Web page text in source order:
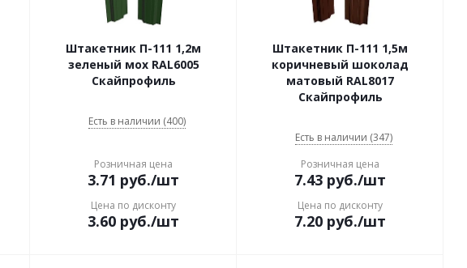
Штакетник П-111 1,2м
зеленый мох RAL6005
Скайпрофиль
Есть в наличии (400)
Розничная цена
3.71 руб./шт
Цена по дисконту
3.60 руб./шт
Штакетник П-111 1,5м
коричневый шоколад
матовый RAL8017
Скайпрофиль
Есть в наличии (347)
Розничная цена
7.43 руб./шт
Цена по дисконту
7.20 руб./шт